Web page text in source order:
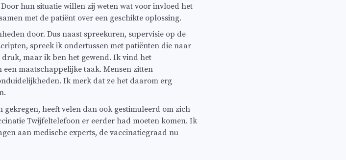
hun situatie willen zij weten wat voor invloed het
met de patiënt over een geschikte oplossing.
door. Dus naast spreekuren, supervisie op de
spreek ik ondertussen met patiënten die naar
maar ik ben het gewend. Ik vind het
maatschappelijke taak. Mensen zitten
Ik merk dat ze het daarom erg
heeft velen dan ook gestimuleerd om zich
Twijfeltelefoon er eerder had moeten komen. Ik
aan medische experts, de vaccinatiegraad nu